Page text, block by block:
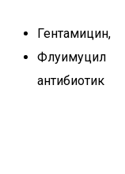
Гентамицин,
Флуимуцил
антибиотик